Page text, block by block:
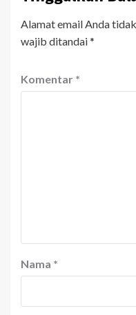
Alamat email Anda
wajib ditandai*
Komentar *
Nama *